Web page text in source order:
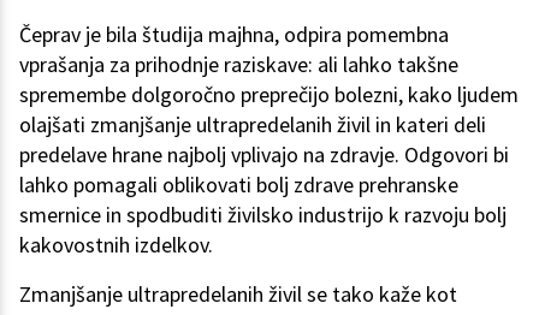
Čeprav je bila študija majhna, odpira pomembna
vprašanja za prihodnje raziskave: ali lahko takšne
spremembe dolgoročno preprečijo bolezni, kako ljudem
olajšati zmanjšanje ultrapredelanih živil in kateri deli
predelave hrane najbolj vplivajo na zdravje. Odgovori bi
lahko pomagali oblikovati bolj zdrave prehranske
smernice in spodbuditi živilsko industrijo k razvoju bolj
kakovostnih izdelkov.
Zmanjšanje ultrapredelanih živil se tako kaže kot